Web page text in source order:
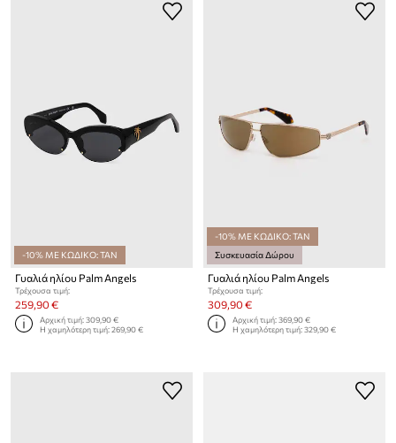
-10% ΜΕ ΚΩΔΙΚΟ: TAN
Γυαλιά ηλίου Palm Angels
Τρέχουσα τιμή:
259,90 €
Αρχική τιμή:309,90 €
Η χαμηλότερη τιμή:269,90 €
-10% ΜΕ ΚΩΔΙΚΟ: TAN
Συσκευασία Δώρου
Γυαλιά ηλίου Palm Angels
Τρέχουσα τιμή:
309,90 €
Αρχική τιμή:369,90 €
Η χαμηλότερη τιμή:329,90 €